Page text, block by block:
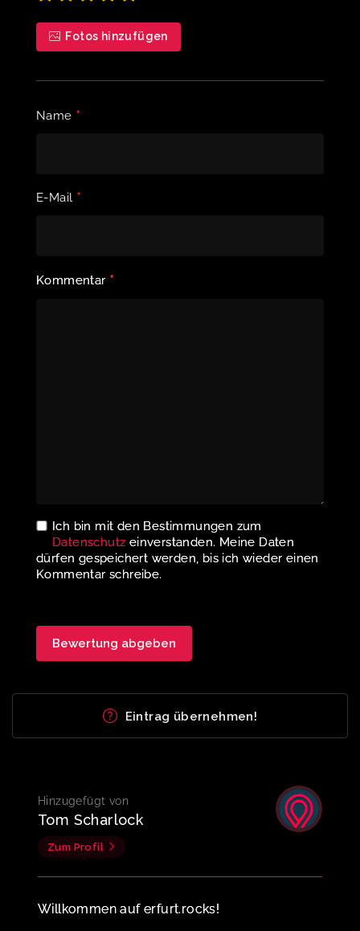
Fotos hinzufügen
Name *
E-Mail *
Kommentar *
Ich bin mit den Bestimmungen zum
Datenschutz einverstanden. Meine Daten
dürfen gespeichert werden, bis ich wieder einen
Kommentar schreibe.
Eintrag übernehmen!
Hinzugefügt von
Tom Scharlock
Zum Profil
Willkommen auf erfurt.rocks!